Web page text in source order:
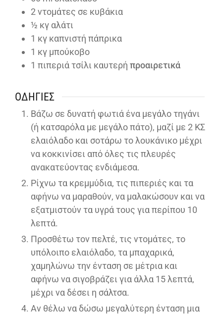
2 ντομάτες σε κυβάκια
½ κγ αλάτι
1 κγ καπνιστή πάπρικα
1 κγ μπούκοβο
1 πιπεριά τσίλι καυτερή προαιρετικά
ΟΔΗΓΊΕΣ
Βάζω σε δυνατή φωτιά ένα μεγάλο τηγάνι
(ή κατσαρόλα με μεγάλο πάτο), μαζί με 2 ΚΣ
ελαιόλαδο και σοτάρω το λουκάνικο μέχρι
να κοκκινίσει από όλες τις πλευρές
ανακατεύοντας ενδιάμεσα.
Ρίχνω τα κρεμμύδια, τις πιπεριές και τα
αφήνω να μαραθούν, να μαλακώσουν και να
εξατμιστούν τα υγρά τους για περίπου 10
λεπτά.
Προσθέτω τον πελτέ, τις ντομάτες, το
υπόλοιπο ελαιόλαδο, τα μπαχαρικά,
χαμηλώνω την ένταση σε μέτρια και
αφήνω να σιγοβράζει για άλλα 15 λεπτά,
μέχρι να δέσει η σάλτσα.
Αν θέλω να δώσω μεγαλύτερη ένταση μια